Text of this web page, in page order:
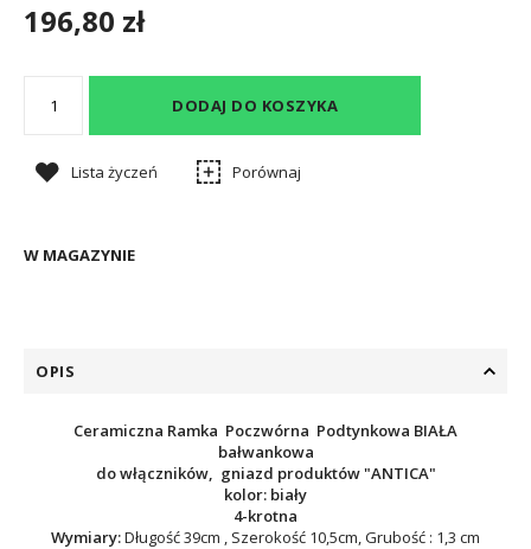
196,80 zł
DODAJ DO KOSZYKA
Lista życzeń Porównaj
W MAGAZYNIE
OPIS
Ceramiczna Ramka Poczwórna Podtynkowa BIAŁA
bałwankowa
do włączników, gniazd produktów"ANTICA"
kolor: biały
4-krotna
Wymiary:Długość 39cm , Szerokość 10,5cm, Grubość : 1,3 cm